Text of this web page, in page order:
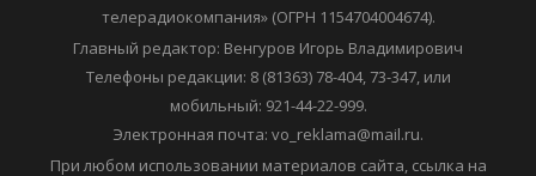
телерадиокомпания» (ОГРН 1154704004674).
Главный редактор: Венгуров Игорь Владимирович
Телефоны редакции: 8 (81363) 78-404, 73-347, или
мобильный: 921-44-22-999.
Электронная почта: vo_reklama@mail.ru.
При любом использовании материалов сайта, ссылка на